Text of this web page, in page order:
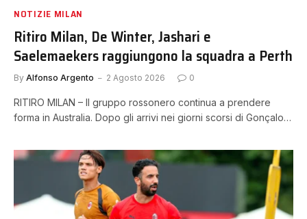
NOTIZIE MILAN
Ritiro Milan, De Winter, Jashari e
Saelemaekers raggiungono la squadra a Perth
By Alfonso Argento 2 Agosto 2026 0
RITIRO MILAN – Il gruppo rossonero continua a prendere
forma in Australia. Dopo gli arrivi nei giorni scorsi di Gonçalo…